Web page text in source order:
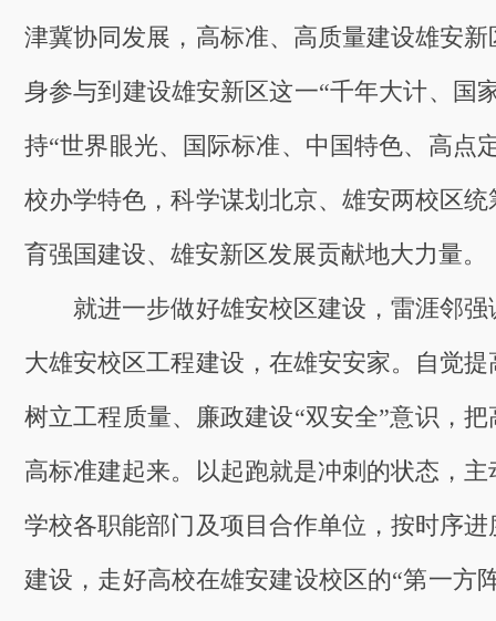
津冀协同发展，高标准、高质量建设雄安
身参与到建设雄安新区这一“千年大计、国
持“世界眼光、国际标准、中国特色、高点
校办学特色，科学谋划北京、雄安两校区
育强国建设、雄安新区发展贡献地大力量。
就进一步做好雄安校区建设，雷涯邻强
大雄安校区工程建设，在雄安安家。自觉
树立工程质量、廉政建设“双安全”意识，
高标准建起来。以起跑就是冲刺的状态，
学校各职能部门及项目合作单位，按时序
建设，走好高校在雄安建设校区的“第一方